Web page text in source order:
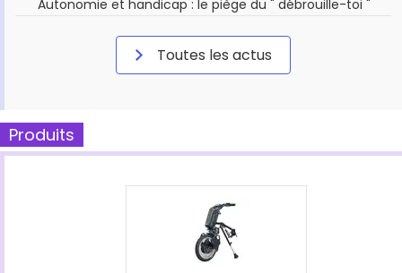
Autonomie et handicap : le piège du " débrouille-toi "
Toutes les actus
Produits